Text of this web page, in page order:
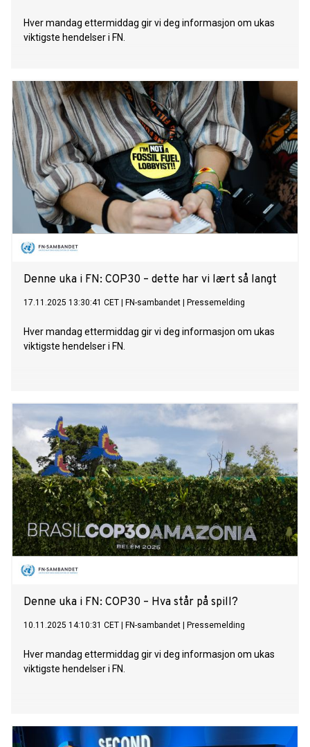
Hver mandag ettermiddag gir vi deg informasjon om ukas
viktigste hendelser i FN.
Denne uka i FN: COP30 – dette har vi lært så langt
17.11.2025 13:30:41 CET FN-sambandet Pressemelding
Hver mandag ettermiddag gir vi deg informasjon om ukas
viktigste hendelser i FN.
Denne uka i FN: COP30 – Hva står på spill?
10.11.2025 14:10:31 CET FN-sambandet Pressemelding
Hver mandag ettermiddag gir vi deg informasjon om ukas
viktigste hendelser i FN.